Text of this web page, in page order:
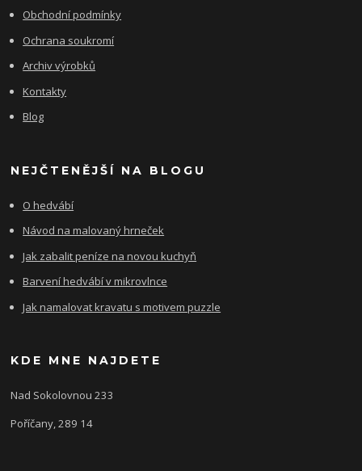
Obchodní podmínky
Ochrana soukromí
Archiv výrobků
Kontakty
Blog
NEJČTENĚJŠÍ NA BLOGU
O hedvábí
Návod na malovaný hrneček
Jak zabalit peníze na novou kuchyň
Barvení hedvábí v mikrovlnce
Jak namalovat kravatu s motivem puzzle
KDE MNE NAJDETE
Nad Sokolovnou 233
Poříčany, 289 14